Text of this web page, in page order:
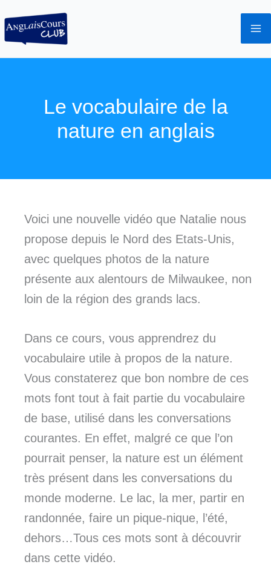
au
contenu
Le vocabulaire de la
nature en anglais
Voici une nouvelle vidéo que Natalie nous
propose depuis le Nord des Etats-Unis,
avec quelques photos de la nature
présente aux alentours de Milwaukee, non
loin de la région des grands lacs.
Dans ce cours, vous apprendrez du
vocabulaire utile à propos de la nature.
Vous constaterez que bon nombre de ces
mots font tout à fait partie du vocabulaire
de base, utilisé dans les conversations
courantes. En effet, malgré ce que l’on
pourrait penser, la nature est un élément
très présent dans les conversations du
monde moderne. Le lac, la mer, partir en
randonnée, faire un pique-nique, l’été,
dehors…Tous ces mots sont à découvrir
dans cette vidéo.